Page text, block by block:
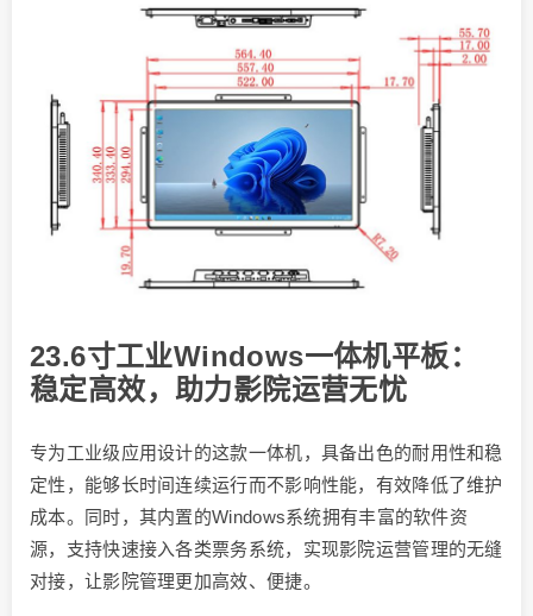
23.6寸工业Windows一体机平板：
稳定高效，助力影院运营无忧
专为工业级应用设计的这款一体机，具备出色的耐用性和稳
定性，能够长时间连续运行而不影响性能，有效降低了维护
成本。同时，其内置的Windows系统拥有丰富的软件资
源，支持快速接入各类票务系统，实现影院运营管理的无缝
对接，让影院管理更加高效、便捷。